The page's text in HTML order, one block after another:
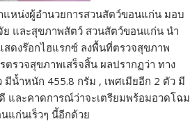
แหน่งผู้อำนวยการสวนสัตว์ขอนแก่น มอบ
และสุขภาพสัตว์ สวนสัตว์ขอนแก่น นำ
สดงร๊อกไฮแรกซ์ ลงพื้นที่ตรวจสุขภาพ
ตรวจสุขภาพเสร็จสิ้น ผลปรากฏว่า ทาง
มีน้ำหนัก 455.8 กรัม , เพศเมียอีก 2 ตัว มี
และคาดการณ์ว่าจะเตรียมพร้อมอวดโฉม
แก่นเร็วๆ นี้อีกด้วย